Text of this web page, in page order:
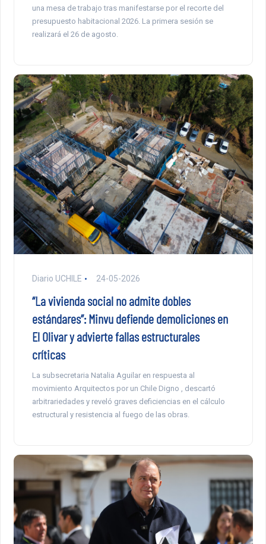
una mesa de trabajo tras manifestarse por el recorte del
presupuesto habitacional 2026. La primera sesión se
realizará el 26 de agosto.
Diario UCHILE 24-05-2026
“La vivienda social no admite dobles
estándares”: Minvu defiende demoliciones en
El Olivar y advierte fallas estructurales
críticas
La subsecretaria Natalia Aguilar en respuesta al
movimiento Arquitectos por un Chile Digno , descartó
arbitrariedades y reveló graves deficiencias en el cálculo
estructural y resistencia al fuego de las obras.